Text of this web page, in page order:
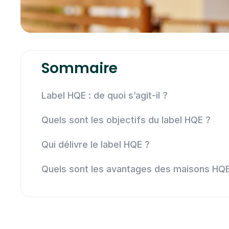
Sommaire
Label HQE : de quoi s’agit-il ?
Quels sont les objectifs du label HQE ?
Qui délivre le label HQE ?
Quels sont les avantages des maisons